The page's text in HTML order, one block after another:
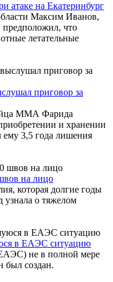
атаке на Екатеринбург
Максим Иванов,
предположил, что
летательные
приговор за
ММА Фарида
и хранении
ему 3,5 года лишения
на лицо
которая долгие годы
узнала о тяжелом
в ЕАЭС ситуацию
не в полной мере
был создан.